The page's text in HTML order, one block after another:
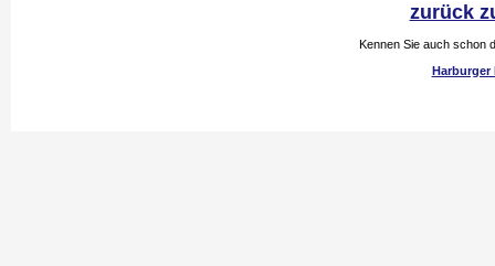
zurück
Kennen Sie auch schon
Harburger